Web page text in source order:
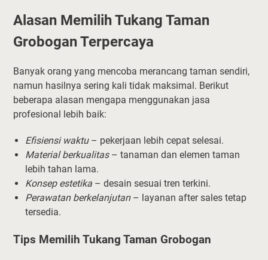
Alasan Memilih Tukang Taman
Grobogan Terpercaya
Banyak orang yang mencoba merancang taman sendiri,
namun hasilnya sering kali tidak maksimal. Berikut
beberapa alasan mengapa menggunakan jasa
profesional lebih baik:
Efisiensi waktu– pekerjaan lebih cepat selesai.
Material berkualitas– tanaman dan elemen taman
lebih tahan lama.
Konsep estetika – desain sesuai tren terkini.
Perawatan berkelanjutan– layanan after sales tetap
tersedia.
Tips Memilih Tukang Taman Grobogan